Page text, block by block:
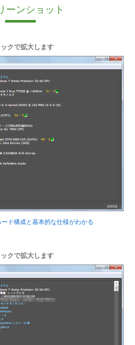
ーンショット
クで拡大します
ド構成と基本的な仕様がわかる
クで拡大します